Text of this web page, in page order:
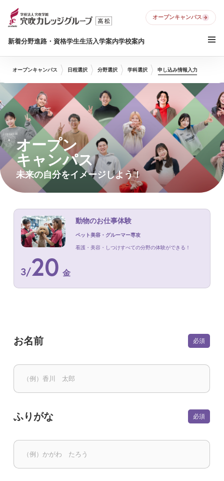
新着分野進路・資格学生生活入学案内学校案内
オープンキャンパス
オープン
キャンパス
未来の自分をイメージしよう！
オープンキャンパス 日程選択 分野選択 学科選択 申し込み情報入力
3/20 金
動物のお仕事体験
ペット美容・グルーマー専攻
看護・美容・しつけすべての分野の体験ができる！
お名前
ふりがな